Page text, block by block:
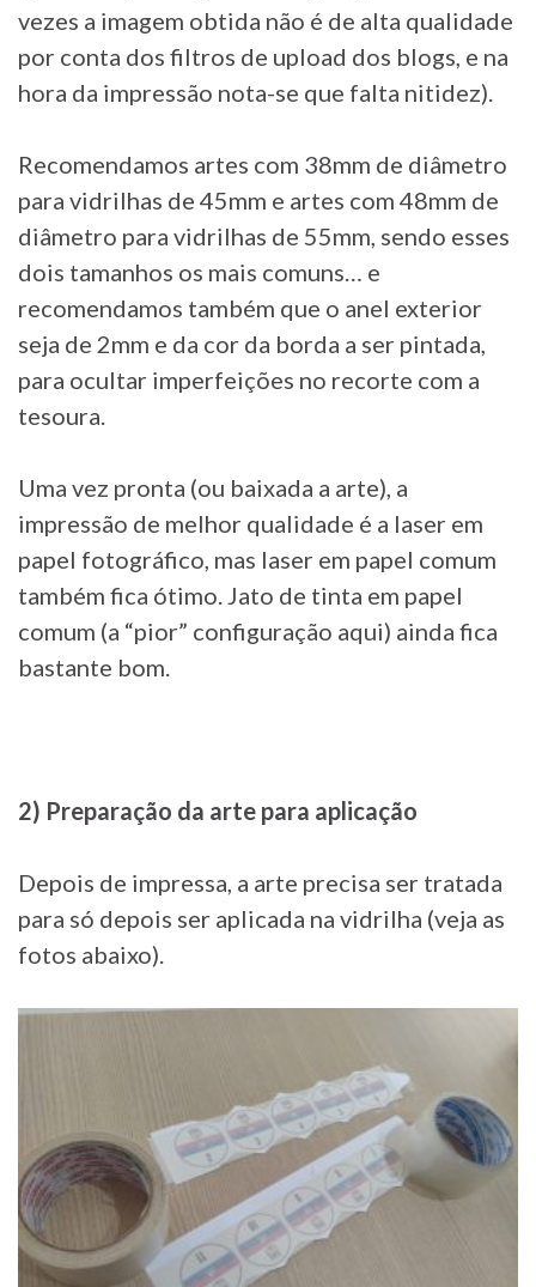
vezes a imagem obtida não é de alta qualidade
por conta dos filtros de upload dos blogs, e na
hora da impressão nota-se que falta nitidez).
Recomendamos artes com 38mm de diâmetro
para vidrilhas de 45mm e artes com 48mm de
diâmetro para vidrilhas de 55mm, sendo esses
dois tamanhos os mais comuns… e
recomendamos também que o anel exterior
seja de 2mm e da cor da borda a ser pintada,
para ocultar imperfeições no recorte com a
tesoura.
Uma vez pronta (ou baixada a arte), a
impressão de melhor qualidade é a laser em
papel fotográfico, mas laser em papel comum
também fica ótimo. Jato de tinta em papel
comum (a “pior” configuração aqui) ainda fica
bastante bom.
2) Preparação da arte para aplicação
Depois de impressa, a arte precisa ser tratada
para só depois ser aplicada na vidrilha (veja as
fotos abaixo).